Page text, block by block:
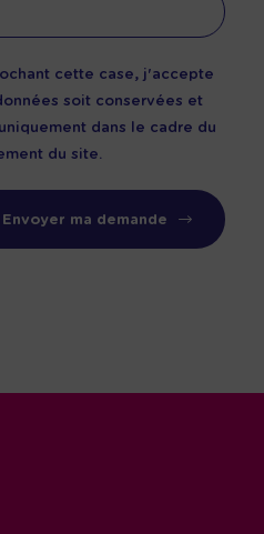
cette case, j'accepte
soit conservées et
dans le cadre du
du site.
Envoyer ma demande